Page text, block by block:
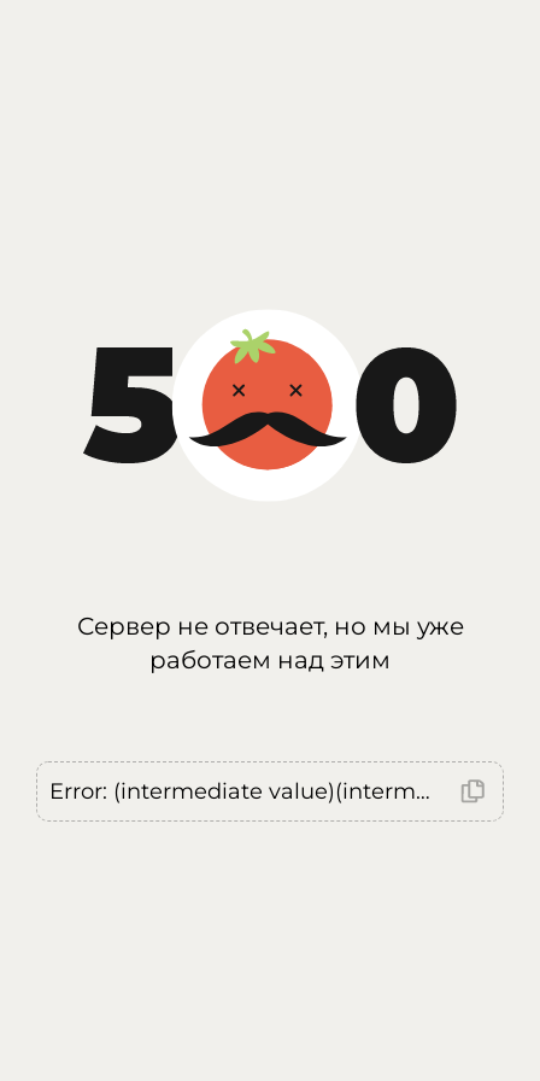
Сервер не отвечает, но мы уже
работаем над этим
Error: (intermediate value)(intermediate value)(intermediate value).replaceAll is not a function